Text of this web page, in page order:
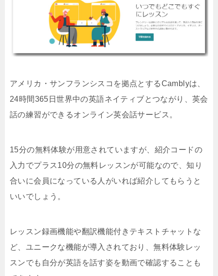
アメリカ・サンフランシスコを拠点とするCamblyは、
24時間365日世界中の英語ネイティブとつながり、英会
話の練習ができるオンライン英会話サービス。
15分の無料体験が用意されていますが、紹介コードの
入力でプラス10分の無料レッスンが可能なので、知り
合いに会員になっている人がいれば紹介してもらうと
いいでしょう。
レッスン録画機能や翻訳機能付きテキストチャットな
ど、ユニークな機能が導入されており、無料体験レッ
スンでも自分が英語を話す姿を動画で確認することも